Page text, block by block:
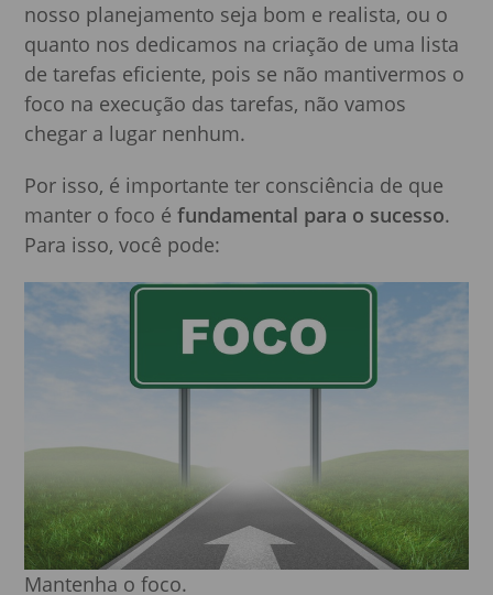
nosso planejamento seja bom e realista, ou o
quanto nos dedicamos na criação de uma lista
de tarefas eficiente, pois se não mantivermos o
foco na execução das tarefas, não vamos
chegar a lugar nenhum.
Por isso, é importante ter consciência de que
manter o foco éfundamental para o sucesso.
Para isso, você pode:
Mantenha o foco.